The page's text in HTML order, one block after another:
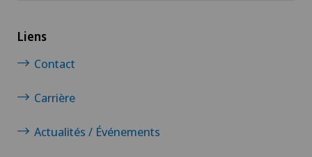
Liens
Contact
Carrière
Actualités / Événements